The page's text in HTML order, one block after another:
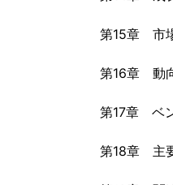
第15章 市
第16章 動
第17章 ベ
第18章 主